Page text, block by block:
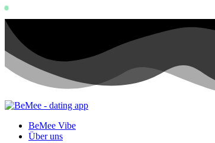
BeMee Vibe
Über uns